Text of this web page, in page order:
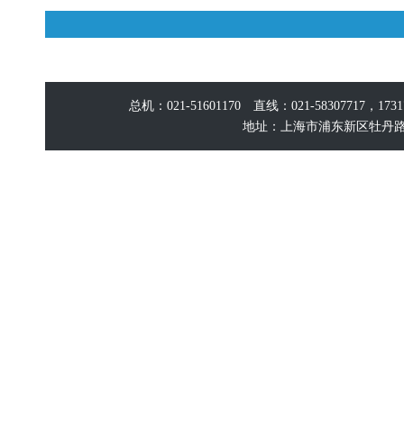
总机：021-51601170 直线：021-58307717，
地址：上海市浦东新区牡丹